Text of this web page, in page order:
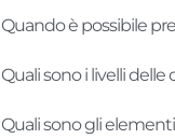
Quando è possibile
Quali sono i livelli delle
Quali sono gli